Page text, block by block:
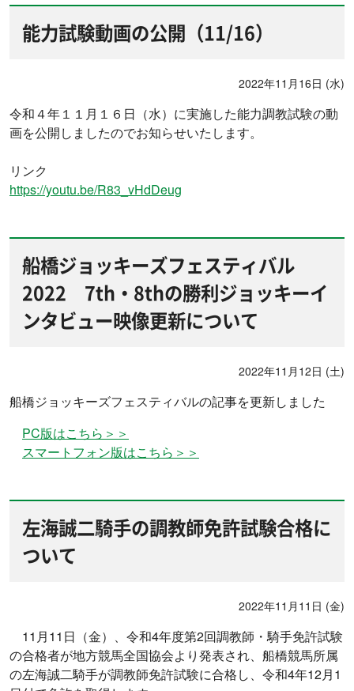
能力試験動画の公開（11/16）
2022年11月16日 (水)
令和４年１１月１６日（水）に実施した能力調教試験の動
画を公開しましたのでお知らせいたします。
リンク
https://youtu.be/R83_vHdDeug
船橋ジョッキーズフェスティバル
2022 7th・8thの勝利ジョッキーイ
ンタビュー映像更新について
2022年11月12日 (土)
船橋ジョッキーズフェスティバルの記事を更新しました
PC版はこちら＞＞
スマートフォン版はこちら＞＞
左海誠二騎手の調教師免許試験合格に
ついて
2022年11月11日 (金)
11月11日（金）、令和4年度第2回調教師・騎手免許試験
の合格者が地方競馬全国協会より発表され、船橋競馬所属
の左海誠二騎手が調教師免許試験に合格し、令和4年12月1